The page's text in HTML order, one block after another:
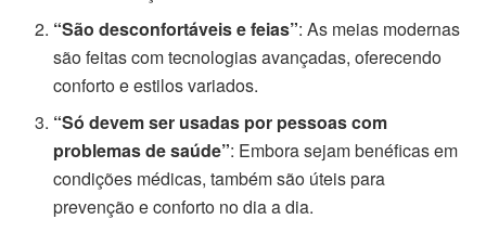
“São desconfortáveis e feias”: As meias modernas
são feitas com tecnologias avançadas, oferecendo
conforto e estilos variados.
“Só devem ser usadas por pessoas com
problemas de saúde”: Embora sejam benéficas em
condições médicas, também são úteis para
prevenção e conforto no dia a dia.